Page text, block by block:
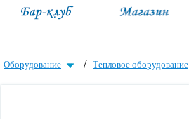
Оборудование / Тепловое оборудование